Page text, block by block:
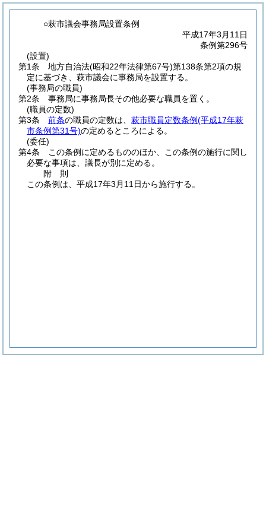
○萩市議会事務局設置条例
平成17年3月11日
条例第296号
(設置)
第1条
地方自治法(昭和22年法律第67号)第138条第2項の規
定に基づき、萩市議会に事務局を設置する。
(事務局の職員)
第2条
事務局に事務局長その他必要な職員を置く。
(職員の定数)
第3条
前条の職員の定数は、 萩市職員定数条例(平成17年萩
市条例第31号)の定めるところによる。
(委任)
第4条
この条例に定めるもののほか、この条例の施行に関し
必要な事項は、議長が別に定める。
附 則
この条例は、平成17年3月11日から施行する。